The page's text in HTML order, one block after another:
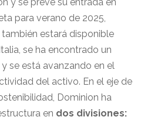
y se prevé su entrada en
para verano de 2025,
estará disponible
se ha encontrado un
se está avanzando en el
del activo. En el eje de
Dominion ha
en dos divisiones: